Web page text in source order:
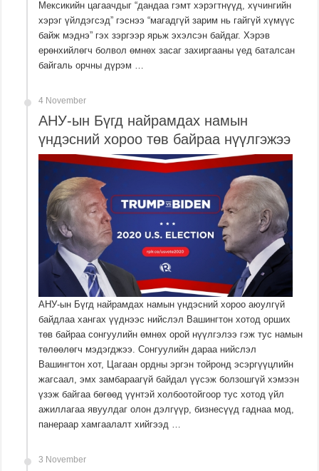
Мексикийн цагаачдыг “дандаа гэмт хэрэгтнүүд, хүчингийн
хэрэг үйлдэгсэд” гэснээ “магадгүй зарим нь гайгүй хүмүүс
байж мэднэ” гэх зэргээр ярьж эхэлсэн байдаг. Хэрэв
ерөнхийлөгч болвол өмнөх засаг захиргааны үед баталсан
байгаль орчны дүрэм …
4 November
АНУ-ын Бүгд найрамдах намын
үндэсний хороо төв байраа нүүлгэжээ
АНУ-ын Бүгд найрамдах намын үндэсний хороо аюулгүй
байдлаа хангах үүднээс нийслэл Вашингтон хотод орших
төв байраа сонгуулийн өмнөх орой нүүлгэлээ гэж тус намын
төлөөлөгч мэдэгджээ. Сонгуулийн дараа нийслэл
Вашингтон хот, Цагаан ордны эргэн тойронд эсэргүүцлийн
жагсаал, эмх замбараагүй байдал үүсэж болзошгүй хэмээн
үзэж байгаа бөгөөд үүнтэй холбоотойгоор тус хотод үйл
ажиллагаа явуулдаг олон дэлгүүр, бизнесүүд гаднаа мод,
панераар хамгаалалт хийгээд …
3 November